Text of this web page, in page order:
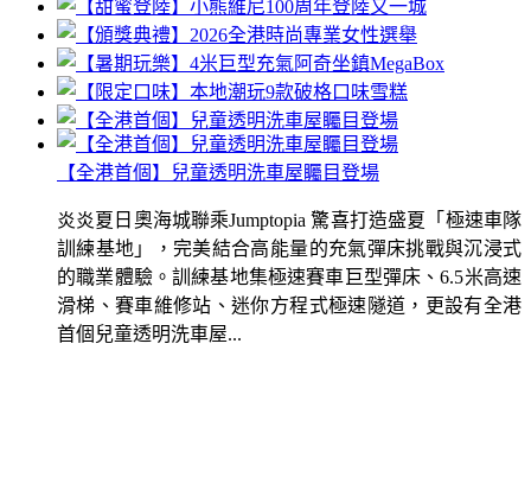
【全港首個】兒童透明洗車屋矚目登場
炎炎夏日奧海城聯乘Jumptopia 驚喜打造盛夏「極速車隊
訓練基地」，完美結合高能量的充氣彈床挑戰與沉浸式
的職業體驗。訓練基地集極速賽車巨型彈床、6.5米高速
滑梯、賽車維修站、迷你方程式極速隧道，更設有全港
首個兒童透明洗車屋...